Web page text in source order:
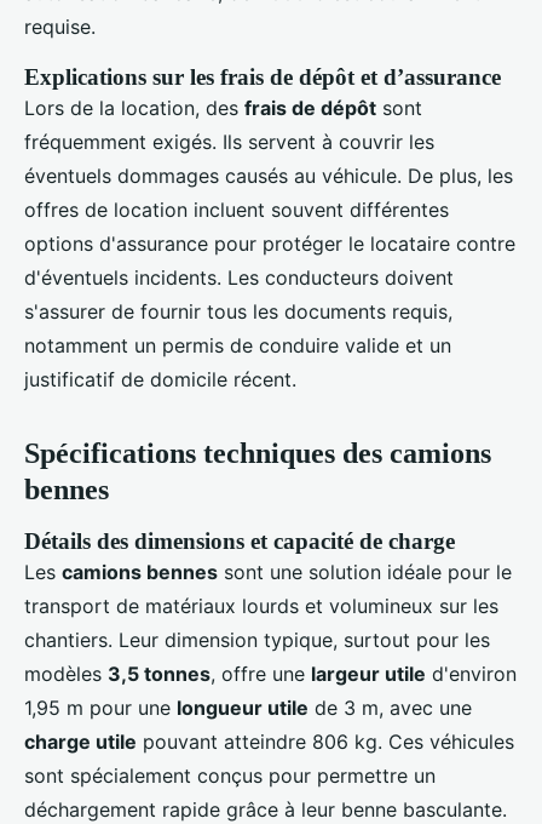
requise.
Explications sur les frais de dépôt et d’assurance
Lors de la location, des frais de dépôt sont
fréquemment exigés. Ils servent à couvrir les
éventuels dommages causés au véhicule. De plus, les
offres de location incluent souvent différentes
options d'assurance pour protéger le locataire contre
d'éventuels incidents. Les conducteurs doivent
s'assurer de fournir tous les documents requis,
notamment un permis de conduire valide et un
justificatif de domicile récent.
Spécifications techniques des camions
bennes
Détails des dimensions et capacité de charge
Les camions bennes sont une solution idéale pour le
transport de matériaux lourds et volumineux sur les
chantiers. Leur dimension typique, surtout pour les
modèles 3,5 tonnes, offre une largeur utile d'environ
1,95 m pour une longueur utile de 3 m, avec une
charge utile pouvant atteindre 806 kg. Ces véhicules
sont spécialement conçus pour permettre un
déchargement rapide grâce à leur benne basculante.